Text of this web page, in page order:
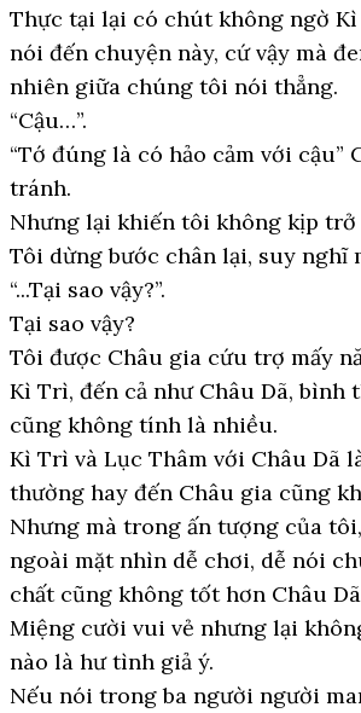
Thực tại lại có chút không ngờ
nói đến chuyện này, cứ vậy mà
nhiên giữa chúng tôi nói thẳng.
“Cậu…”.
“Tớ đúng là có hảo cảm với cậu”
tránh.
Nhưng lại khiến tôi không kịp trở
Tôi dừng bước chân lại, suy nghĩ
“...Tại sao vậy?”.
Tại sao vậy?
Tôi được Châu gia cứu trợ mấy
Kì Trì, đến cả như Châu Dã, bình
cũng không tính là nhiều.
Kì Trì và Lục Thâm với Châu Dã
thường hay đến Châu gia cũng
Nhưng mà trong ấn tượng của
ngoài mặt nhìn dễ chơi, dễ nói
chất cũng không tốt hơn Châu
Miệng cười vui vẻ nhưng lại
nào là hư tình giả ý.
Nếu nói trong ba người người